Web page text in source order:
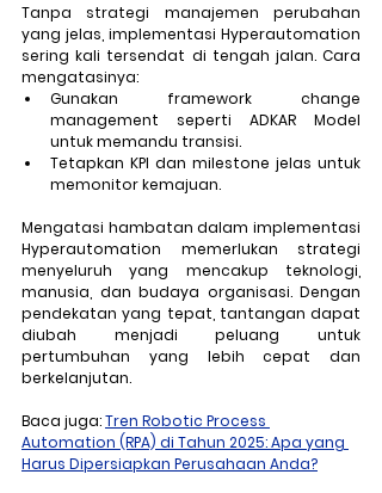
Tanpa strategi manajemen perubahan
yang jelas, implementasi Hyperautomation
sering kali tersendat di tengah jalan. Cara
mengatasinya:
Gunakan framework change
management seperti ADKAR Model
untuk memandu transisi.
Tetapkan KPI dan milestone jelas untuk
memonitor kemajuan.
Mengatasi hambatan dalam implementasi
Hyperautomation memerlukan strategi
menyeluruh yang mencakup teknologi,
manusia, dan budaya organisasi. Dengan
pendekatan yang tepat, tantangan dapat
diubah menjadi peluang untuk
pertumbuhan yang lebih cepat dan
berkelanjutan.
Baca juga: Tren Robotic Process
Automation (RPA) di Tahun 2025: Apa yang
Harus Dipersiapkan Perusahaan Anda?